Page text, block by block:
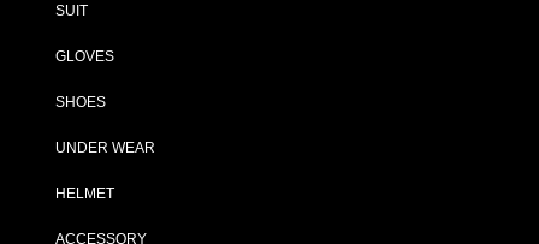
SUIT
GLOVES
SHOES
UNDER WEAR
HELMET
ACCESSORY